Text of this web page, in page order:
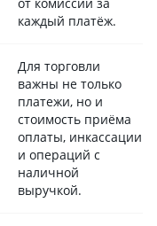
каждый платёж.
Для торговли
важны не только
платежи, но и
стоимость приёма
оплаты, инкассации
и операций с
наличной
выручкой.